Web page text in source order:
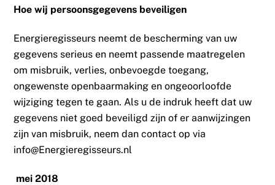
Hoe wij persoonsgegevens beveiligen
Energieregisseurs neemt de bescherming van uw
gegevens serieus en neemt passende maatregelen
om misbruik, verlies, onbevoegde toegang,
ongewenste openbaarmaking en ongeoorloofde
wijziging tegen te gaan. Als u de indruk heeft dat uw
gegevens niet goed beveiligd zijn of er aanwijzingen
zijn van misbruik, neem dan contact op via
info@Energieregisseurs.nl
mei 2018